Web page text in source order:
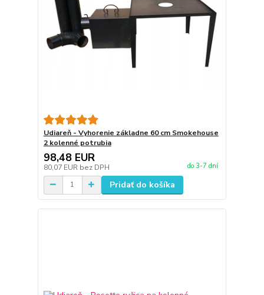
Udiareň - Vyhorenie základne 60 cm Smokehouse
2 kolenné potrubia
98,48 EUR
80,07 EUR bez DPH do 3-7 dní
Pridať do košíka